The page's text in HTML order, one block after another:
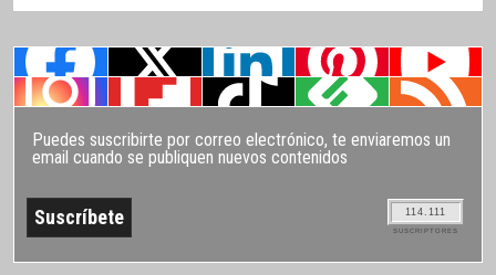
Puedes suscribirte por correo electrónico, te enviaremos un
email cuando se publiquen nuevos contenidos
114.111
SUSCRIPTORES